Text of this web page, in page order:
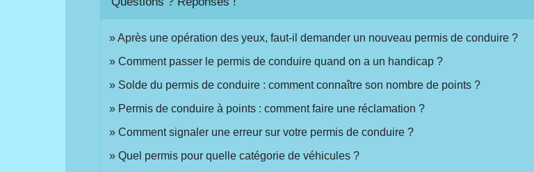
Après une opération des yeux, faut-il demander un nouveau permis de conduire ?
Comment passer le permis de conduire quand on a un handicap ?
Solde du permis de conduire : comment connaître son nombre de points ?
Permis de conduire à points : comment faire une réclamation ?
Comment signaler une erreur sur votre permis de conduire ?
Quel permis pour quelle catégorie de véhicules ?